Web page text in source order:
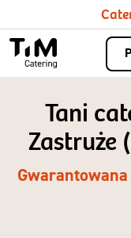
Tani
Zastruże